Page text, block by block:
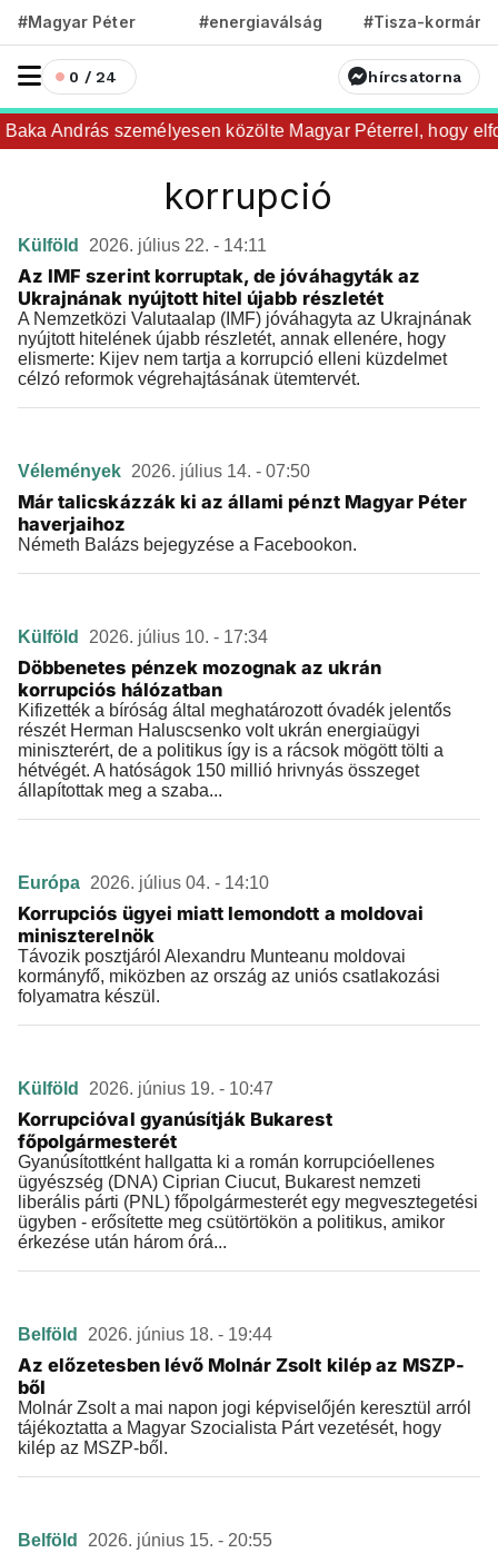
#Magyar Péter #energiaválság #Tisza-kormány
0 / 24 hírcsatorna
András személyesen közölte Magyar Péterrel, hogy
korrupció
Külföld 2026. július 22. - 14:11
Az IMF szerint korruptak, de jóváhagyták az
Ukrajnának nyújtott hitel újabb részletét
A Nemzetközi Valutaalap (IMF) jóváhagyta az Ukrajnának
nyújtott hitelének újabb részletét, annak ellenére, hogy
elismerte: Kijev nem tartja a korrupció elleni küzdelmet
célzó reformok végrehajtásának ütemtervét.
Vélemények 2026. július 14. - 07:50
Már talicskázzák ki az állami pénzt Magyar Péter
haverjaihoz
Németh Balázs bejegyzése a Facebookon.
Külföld 2026. július 10. - 17:34
Döbbenetes pénzek mozognak az ukrán
korrupciós hálózatban
Kifizették a bíróság által meghatározott óvadék jelentős
részét Herman Haluscsenko volt ukrán energiaügyi
miniszterért, de a politikus így is a rácsok mögött tölti a
hétvégét. A hatóságok 150 millió hrivnyás összeget
állapítottak meg a szaba...
Európa 2026. július 04. - 14:10
Korrupciós ügyei miatt lemondott a moldovai
miniszterelnök
Távozik posztjáról Alexandru Munteanu moldovai
kormányfő, miközben az ország az uniós csatlakozási
folyamatra készül.
Külföld 2026. június 19. - 10:47
Korrupcióval gyanúsítják Bukarest
főpolgármesterét
Gyanúsítottként hallgatta ki a román korrupcióellenes
ügyészség (DNA) Ciprian Ciucut, Bukarest nemzeti
liberális párti (PNL) főpolgármesterét egy megvesztegetési
ügyben - erősítette meg csütörtökön a politikus, amikor
érkezése után három órá...
Belföld 2026. június 18. - 19:44
Az előzetesben lévő Molnár Zsolt kilép az MSZP-
ből
Molnár Zsolt a mai napon jogi képviselőjén keresztül arról
tájékoztatta a Magyar Szocialista Párt vezetését, hogy
kilép az MSZP-ből.
Belföld 2026. június 15. - 20:55